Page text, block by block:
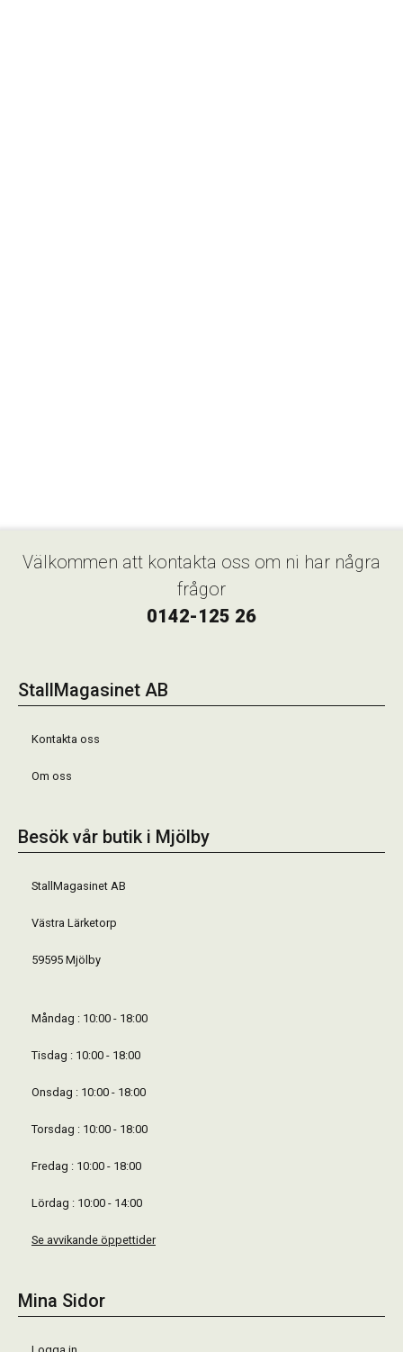
Välkommen att kontakta oss om ni har några
frågor
0142-125 26
StallMagasinet AB
Kontakta oss
Om oss
Besök vår butik i Mjölby
StallMagasinet AB
Västra Lärketorp
59595 Mjölby
Måndag : 10:00 - 18:00
Tisdag : 10:00 - 18:00
Onsdag : 10:00 - 18:00
Torsdag : 10:00 - 18:00
Fredag : 10:00 - 18:00
Lördag : 10:00 - 14:00
Se avvikande öppettider
Mina Sidor
Logga in